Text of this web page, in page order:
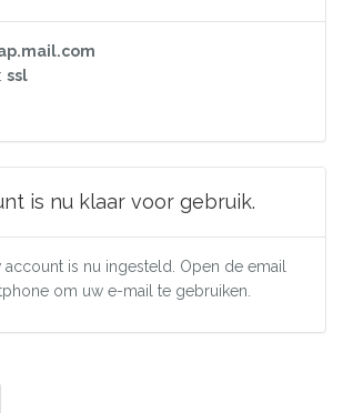
ssl
is nu klaar voor gebruik.
account is nu ingesteld. Open de email
om uw e-mail te gebruiken.